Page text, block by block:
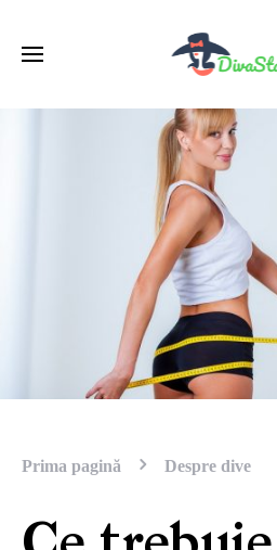
Prima pagină Despre dive